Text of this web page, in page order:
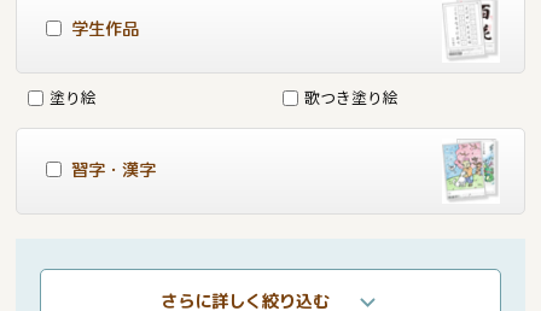
学生作品
塗り絵 歌つき塗り絵
習字・漢字
さらに詳しく絞り込む